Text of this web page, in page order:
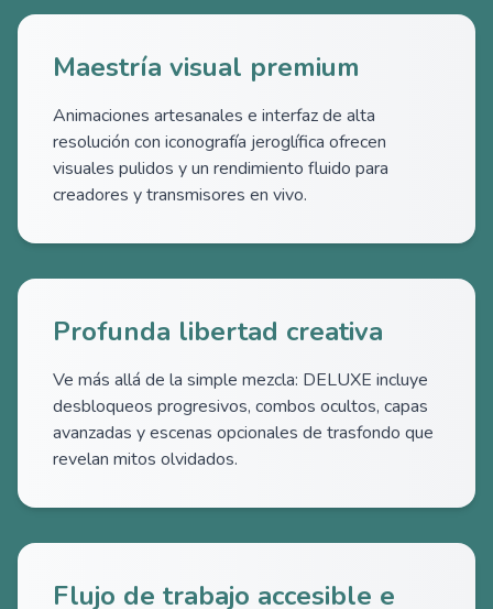
Maestría visual premium
Animaciones artesanales e interfaz de alta
resolución con iconografía jeroglífica ofrecen
visuales pulidos y un rendimiento fluido para
creadores y transmisores en vivo.
Profunda libertad creativa
Ve más allá de la simple mezcla: DELUXE incluye
desbloqueos progresivos, combos ocultos, capas
avanzadas y escenas opcionales de trasfondo que
revelan mitos olvidados.
Flujo de trabajo accesible e